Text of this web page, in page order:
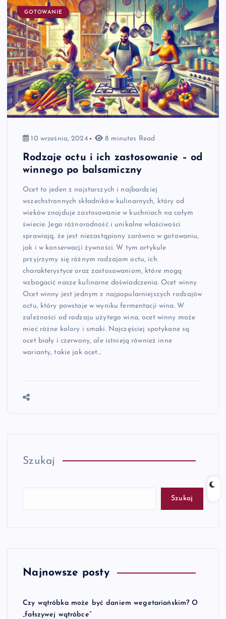
GOTOWANIE
10 września, 2024 8 minutes Read
Rodzaje octu i ich zastosowanie – od
winnego po balsamiczny
Ocet to jeden z najstarszych i najbardziej
wszechstronnych składników kulinarnych, który od
wieków znajduje zastosowanie w kuchniach na całym
świecie. Jego różnorodność i unikalne właściwości
sprawiają, że jest niezastąpiony zarówno w gotowaniu,
jak i w konserwacji żywności. W tym artykule
przyjrzymy się różnym rodzajom octu, ich
charakterystyce oraz zastosowaniom, które mogą
wzbogacić nasze kulinarne doświadczenia. Ocet winny
Ocet winny jest jednym z najpopularniejszych rodzajów
octu, który powstaje w wyniku fermentacji wina. W
zależności od rodzaju użytego wina, ocet winny może
mieć różne kolory i smaki. Najczęściej spotykane są
ocet biały i czerwony, ale istnieją również inne
warianty, takie jak ocet…
Szukaj
Szukaj
Najnowsze posty
Czy wątróbka może być daniem wegetariańskim? O
„fałszywej wątróbce”